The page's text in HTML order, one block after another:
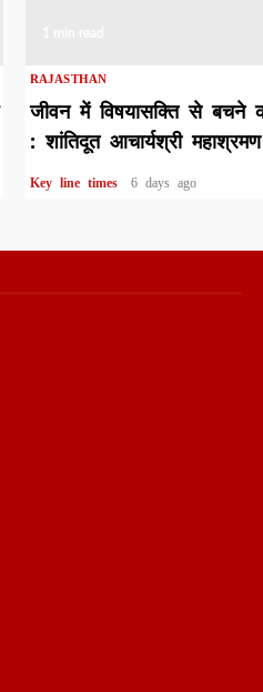
RAJASTHAN
जीवन में विषयासक्ति से बचने
: शांतिदूत आचार्यश्री महाश्रमण
Key line times 6 days ago